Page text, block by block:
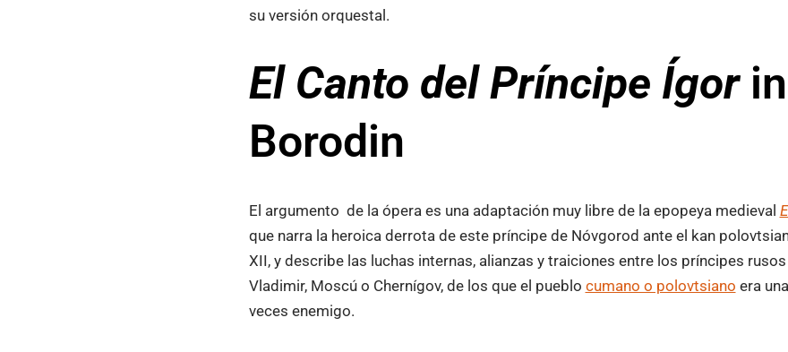
su versión orquestal.
El Canto del Príncipe Ígor
Borodin
El argumento de la ópera es una adaptación muy libre de la epopeya medieval
que narra la heroica derrota de este príncipe de Nóvgorod ante el kan
XII, y describe las luchas internas, alianzas y traiciones entre los príncipes
Vladimir, Moscú o Chernígov, de los que el pueblo cumano o polovtsiano era
veces enemigo.